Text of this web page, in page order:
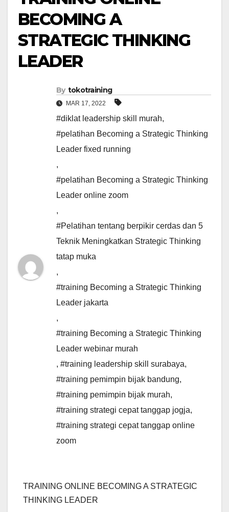
BECOMING A
STRATEGIC THINKING
LEADER
By tokotraining
MAR 17, 2022
#diklat leadership skill murah,
#pelatihan Becoming a Strategic Thinking
Leader fixed running
,
#pelatihan Becoming a Strategic Thinking
Leader online zoom
,
#Pelatihan tentang berpikir cerdas dan 5
Teknik Meningkatkan Strategic Thinking
tatap muka
,
#training Becoming a Strategic Thinking
Leader jakarta
,
#training Becoming a Strategic Thinking
Leader webinar murah
, #training leadership skill surabaya,
#training pemimpin bijak bandung,
#training pemimpin bijak murah,
#training strategi cepat tanggap jogja,
#training strategi cepat tanggap online
zoom
TRAINING ONLINE BECOMING A STRATEGIC
THINKING LEADER